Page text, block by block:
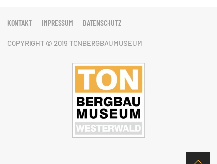
KONTAKT IMPRESSUM DATENSCHUTZ
COPYRIGHT © 2019 TONBERGBAUMUSEUM